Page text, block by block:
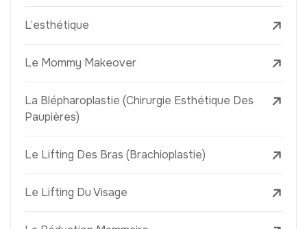
L’esthétique
Le Mommy Makeover
La Blépharoplastie (Chirurgie Esthétique Des
Paupières)
Le Lifting Des Bras (Brachioplastie)
Le Lifting Du Visage